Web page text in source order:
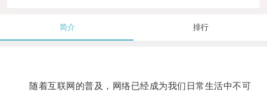
简介 排行
随着互联网的普及，网络已经成为我们日常生活中不可